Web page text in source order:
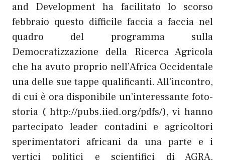
and Development ha facilitato lo scorso
febbraio questo difficile faccia a faccia nel
quadro del programma sulla
Democratizzazione della Ricerca Agricola
che ha avuto proprio nell’Africa Occidentale
una delle sue tappe qualificanti. All’incontro,
di cui è ora disponibile un’interessante foto-
storia ( http://pubs.iied.org/pdfs/), vi hanno
partecipato leader contadini e agricoltori
sperimentatori africani da una parte e i
vertici politici e scientifici di AGRA,